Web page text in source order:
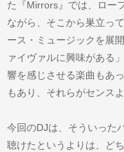
た『Mirrors』では、ロー
ながら、そこから巣立っ
ース・ミュージックを展
ァイヴァルに興味がある
響を感じさせる楽曲もあ
もあり、それらがセンス
今回のDJは、そういった
聴けたというよりは、ど